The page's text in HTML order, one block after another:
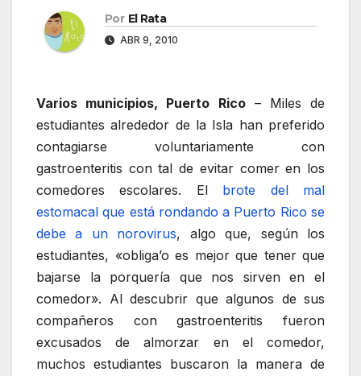
Por El Rata
ABR 9, 2010
Varios municipios, Puerto Rico– Miles de
estudiantes alrededor de la Isla han preferido
contagiarse voluntariamente con
gastroenteritis con tal de evitar comer en los
comedores escolares. El brote del mal
estomacal que está rondando a Puerto Rico se
debe a un norovirus, algo que, según los
estudiantes, «obliga’o es mejor que tener que
bajarse la porquería que nos sirven en el
comedor». Al descubrir que algunos de sus
compañeros con gastroenteritis fueron
excusados de almorzar en el comedor,
muchos estudiantes buscaron la manera de